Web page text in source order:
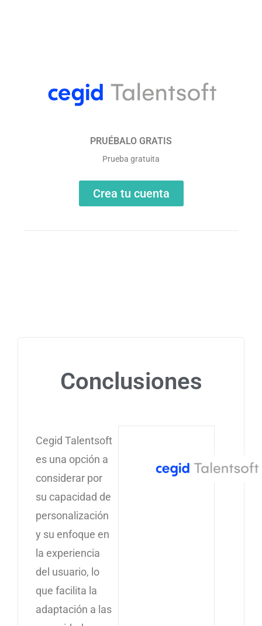
PRUÉBALO GRATIS
Prueba gratuita
Crea tu cuenta
Conclusiones
Cegid Talentsoft
es una opción a
considerar por
su capacidad de
personalización
y su enfoque en
la experiencia
del usuario, lo
que facilita la
adaptación a las